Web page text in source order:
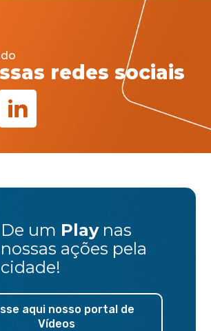
redes sociais
De um Play nas
nossas ações pela
cidade!
aqui nosso portal de
Vídeos